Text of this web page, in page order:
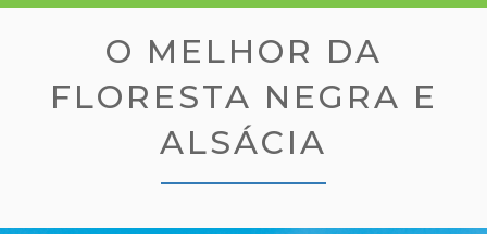
O MELHOR DA
FLORESTA NEGRA E
ALSÁCIA